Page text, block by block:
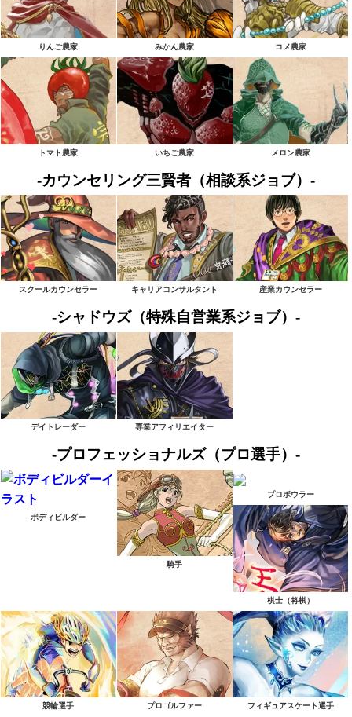
りんご農家 みかん農家 コメ農家
トマト農家 いちご農家 メロン農家
-カウンセリング三賢者（相談系ジョブ）-
スクールカウンセラー キャリアコンサルタント 産業カウンセラー
-シャドウズ（特殊自営業系ジョブ）-
デイトレーダー 専業アフィリエイター
-プロフェッショナルズ（プロ選手）-
ボディビルダー
騎手
プロボウラー
棋士（将棋）
競輪選手 プロゴルファー フィギュアスケート選手